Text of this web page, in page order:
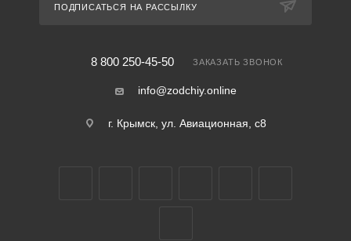
ПОДПИСАТЬСЯ НА РАССЫЛКУ
8 800 250-45-50 ЗАКАЗАТЬ ЗВОНОК
info@zodchiy.online
г. Крымск, ул. Авиационная, с8